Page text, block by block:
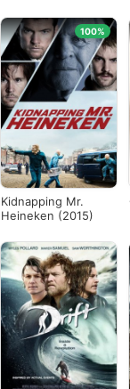
Kidnapping Mr.
Heineken (2015)
100%